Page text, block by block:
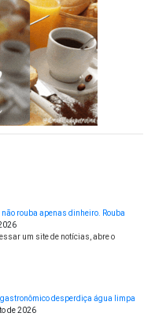
não rouba apenas dinheiro. Rouba
um site de notícias, abre o
desperdiça água limpa
de 2026